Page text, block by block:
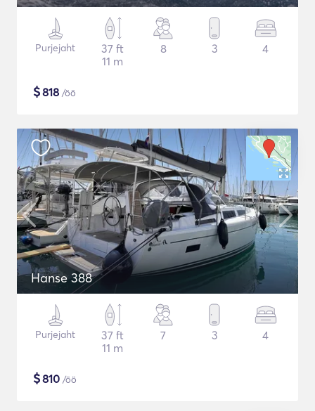
Purjejaht
37 ft
11 m
8 3 4
$818 /öö
Hanse 388
Purjejaht
37 ft
11 m
7 3 4
$810 /öö